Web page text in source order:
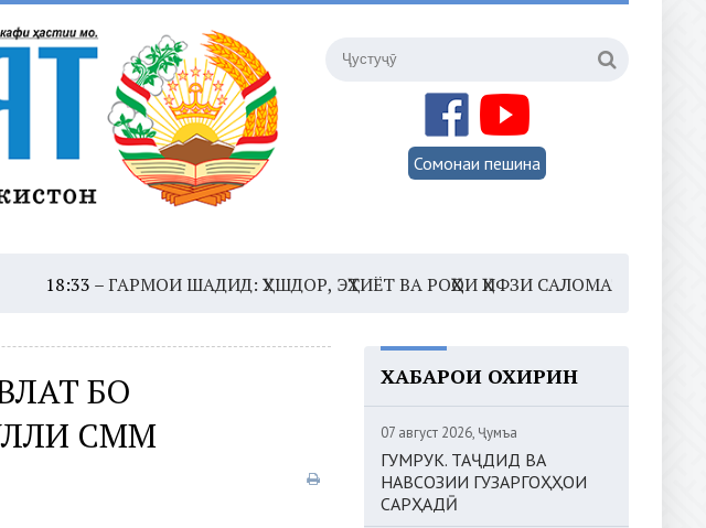
Сомонаи пешина
ГАРМОИ ШАДИД: ҲУШДОР, ЭҲТИЁТ ВА РОҲҲОИ ҲИФЗИ САЛОМАТӢ16:35 –
БО
СММ
ХАБАРҲОИ ОХИРИН
07 август 2026, Ҷумъа
ГУМРУК. ТАҶДИД ВА
НАВСОЗИИ ГУЗАРГОҲҲОИ
САРҲАДӢ